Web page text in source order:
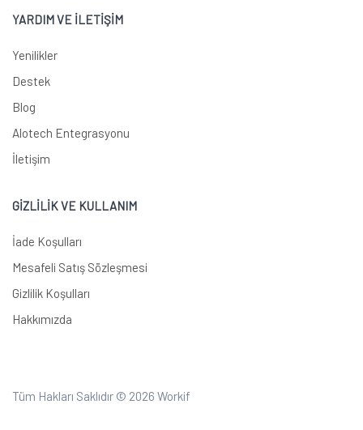
YARDIM VE İLETİŞİM
Yenilikler
Destek
Blog
Alotech Entegrasyonu
İletişim
GİZLİLİK VE KULLANIM
İade Koşulları
Mesafeli Satış Sözleşmesi
Gizlilik Koşulları
Hakkımızda
Tüm Hakları Saklıdır © 2026 Workif